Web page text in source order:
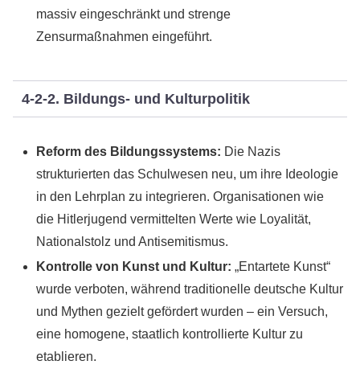
massiv eingeschränkt und strenge
Zensurmaßnahmen eingeführt.
4-2-2. Bildungs- und Kulturpolitik
Reform des Bildungssystems: Die Nazis
strukturierten das Schulwesen neu, um ihre Ideologie
in den Lehrplan zu integrieren. Organisationen wie
die Hitlerjugend vermittelten Werte wie Loyalität,
Nationalstolz und Antisemitismus.
Kontrolle von Kunst und Kultur: „Entartete Kunst“
wurde verboten, während traditionelle deutsche Kultur
und Mythen gezielt gefördert wurden – ein Versuch,
eine homogene, staatlich kontrollierte Kultur zu
etablieren.